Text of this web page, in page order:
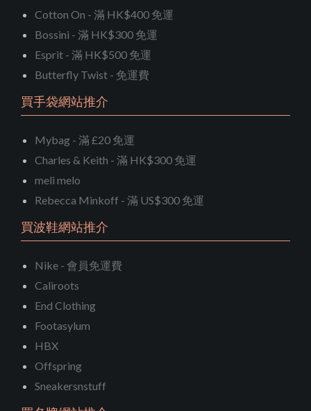
Cotton On - 滿 HK$400 免運
Bossini - 滿 HK$300 免運
Esprit - 滿 HK$500 免運
Butterfly Twist - 免運費
買手袋網站推介
Mybag - 滿 £20 免運
Charles & Keith - 滿 HK$300 免運
meli melo
Rebecca Minkoff - 滿 US$300 免運
買波鞋網站推介
Nike - 會員免運費
Caliroots
End Clothing
Footasylum
HBX
Offspring
Sneakersnstuff